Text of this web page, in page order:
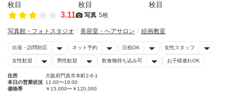
3.11 写真 5枚
写真館・フォトスタジオ 美容室・ヘアサロン 絵画教室
出張・訪問対応 ネット予約 日祝OK 女性スタッフ
女性歓迎 男性歓迎 飲食物持ち込み可 お子様連れOK
住所
大阪府門真市本町2-6-1
本日の営業状況 11:00〜19:00
価格帯
￥15,000〜￥120,000